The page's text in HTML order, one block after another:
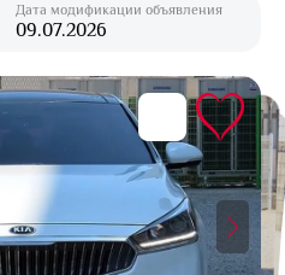
Дата модификации объявления
09.07.2026